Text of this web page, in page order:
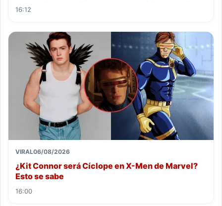
16:12
VIRAL06/08/2026
¿Kit Connor será Cíclope en X-Men de Marvel?
Esto se sabe
16:00